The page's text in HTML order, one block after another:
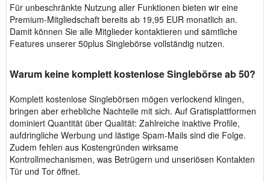
Für unbeschränkte Nutzung aller Funktionen bieten wir eine
Premium-Mitgliedschaft bereits ab 19,95 EUR monatlich an.
Damit können Sie alle Mitglieder kontaktieren und sämtliche
Features unserer 50plus Singlebörse vollständig nutzen.
Warum keine komplett kostenlose Singlebörse ab 50?
Komplett kostenlose Singlebörsen mögen verlockend klingen,
bringen aber erhebliche Nachteile mit sich. Auf Gratisplattformen
dominiert Quantität über Qualität: Zahlreiche inaktive Profile,
aufdringliche Werbung und lästige Spam-Mails sind die Folge.
Zudem fehlen aus Kostengründen wirksame
Kontrollmechanismen, was Betrügern und unseriösen Kontakten
Tür und Tor öffnet.